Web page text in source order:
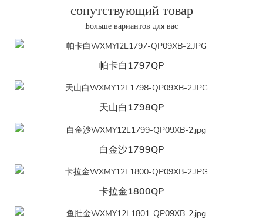
сопутствующий товар
Больше вариантов для вас
帕卡白1797QP
天山白1798QP
白金沙1799QP
卡拉金1800QP